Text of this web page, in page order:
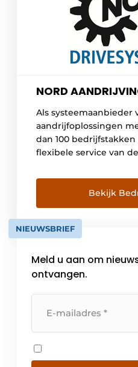
NORD
Als systeemaanbieder
aandrijfoplossingen
dan 100
flexibele service van
met 48
verkooppartners in
Deze bieden advies
montagecentra,
en klantenservice.
Bekijk
NIEUWSBRIEF
Meld u aan om
ontvangen.